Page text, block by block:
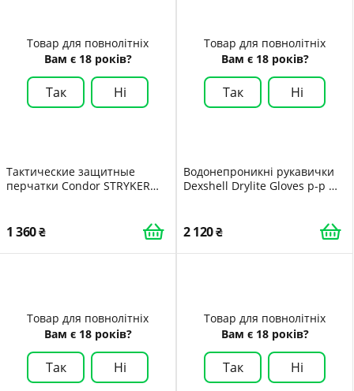
Товар для повнолітніх
Вам є 18 років?
Так Ні
Тактические защитные
перчатки Condor STRYKER
1 360
Товар для повнолітніх
Вам є 18 років?
Так Ні
Водонепроникні рукавички
Dexshell Drylite Gloves р-р M
2 120
Товар для повнолітніх
Вам є 18 років?
Так Ні
Товар для повнолітніх
Вам є 18 років?
Так Ні